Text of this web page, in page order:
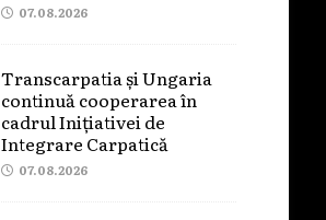
07.08.2026
Transcarpatia și Ungaria
continuă cooperarea în
cadrul Inițiativei de
Integrare Carpatică
07.08.2026